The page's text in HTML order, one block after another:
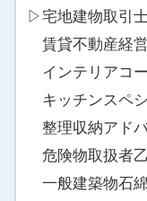
▷宅地建物取引
賃貸不動産経
インテリアコ
キッチンスペ
整理収納アド
危険物取扱者
一般建築物石